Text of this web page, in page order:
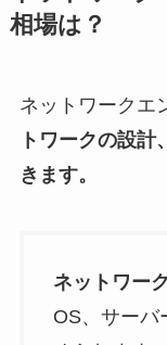
相場は？
ネットワークエ
トワークの設
きます。
ネットワー
OS、サーバ